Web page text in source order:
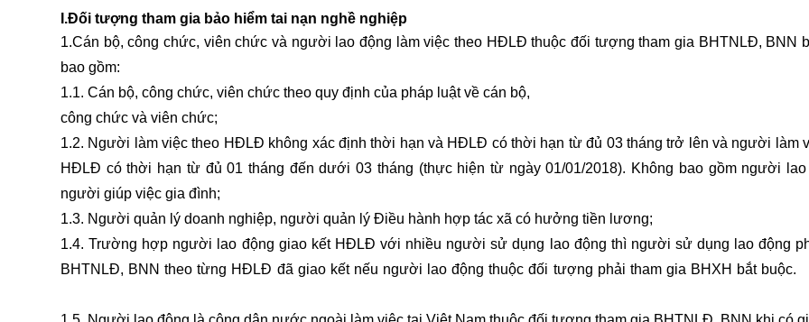
I.Đối tượng tham gia bảo hiểm tai nạn nghề nghiệp
1.Cán bộ, công chức, viên chức và người lao động làm việc theo HĐLĐ thuộc đối tượng tham gia BHTNLĐ, BNN
bao gồm:
1.1. Cán bộ, công chức, viên chức theo quy định của pháp luật về cán bộ,
công chức và viên chức;
1.2. Người làm việc theo HĐLĐ không xác định thời hạn và HĐLĐ có thời hạn từ đủ 03 tháng trở lên và người làm
HĐLĐ có thời hạn từ đủ 01 tháng đến dưới 03 tháng (thực hiện từ ngày 01/01/2018). Không bao gồm người
người giúp việc gia đình;
1.3. Người quản lý doanh nghiệp, người quản lý Điều hành hợp tác xã có hưởng tiền lương;
1.4. Trường hợp người lao động giao kết HĐLĐ với nhiều người sử dụng lao động thì người sử dụng lao động
BHTNLĐ, BNN theo từng HĐLĐ đã giao kết nếu người lao động thuộc đối tượng phải tham gia BHXH bắt buộc.